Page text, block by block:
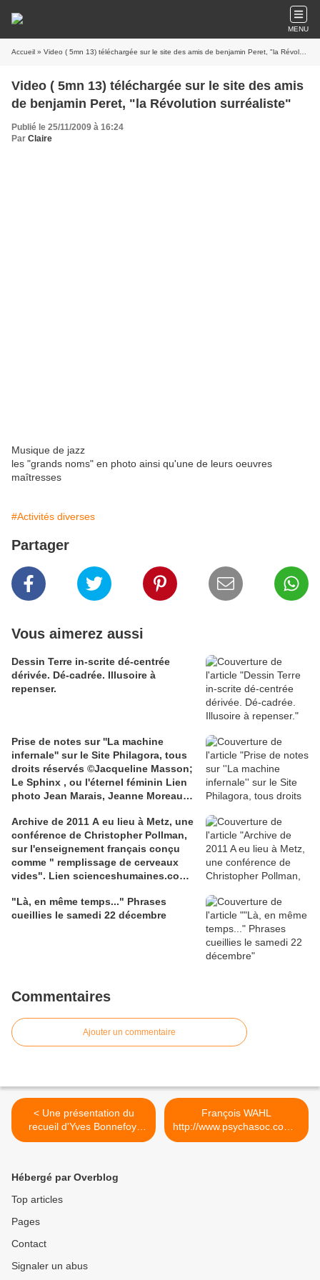
MENU
Accueil » Video ( 5mn 13) téléchargée sur le site des amis de benjamin Peret, "la Révolution surréaliste"
Video ( 5mn 13) téléchargée sur le site des amis
de benjamin Peret, "la Révolution surréaliste"
Publié le 25/11/2009 à 16:24
Par Claire
Musique de jazz
les "grands noms" en photo ainsi qu'une de leurs oeuvres
maîtresses
#Activités diverses
Partager
Vous aimerez aussi
Dessin Terre in-scrite dé-centrée
dérivée. Dé-cadrée. Illusoire à
repenser.
Prise de notes sur ''La machine
infernale'' sur le Site Philagora, tous
droits réservés ©Jacqueline Masson;
Le Sphinx , ou l'éternel féminin Lien
photo Jean Marais, Jeanne Moreau
Archive de 2011 A eu lieu à Metz, une
conférence de Christopher Pollman,
sur l'enseignement français conçu
comme " remplissage de cerveaux
vides". Lien scienceshumaines.com,
Léotard, ''Le dressage des élites...''
"Là, en même temps..." Phrases
cueillies le samedi 22 décembre
Commentaires
Ajouter un commentaire
< Une présentation du
recueil d'Yves Bonnefoy,
''Ce qui fut sans lumière''
Matricule des Anges
François WAHL
http://www.psychasoc.com/T
extes/Jacques-Lacan-etait-
Hébergé par Overblog
Top articles
Pages
Contact
Signaler un abus